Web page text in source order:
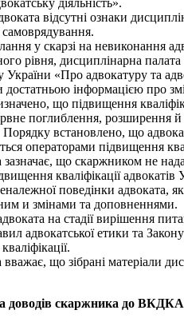
відсутні ознаки
самоврядування.
у скарзі на невиконання
рівня, дисциплінарна палата
України «Про адвокатуру та
достатньою інформацією про
що підвищення
поглиблення, розширення
встановлено, що
операторами підвищення
що скаржником не
кваліфікації
поведінки адвоката,
и змінами та доповненнями.
на стадії вирішення
адвокатської етики та
що зібрані матеріали
доводів скаржника до